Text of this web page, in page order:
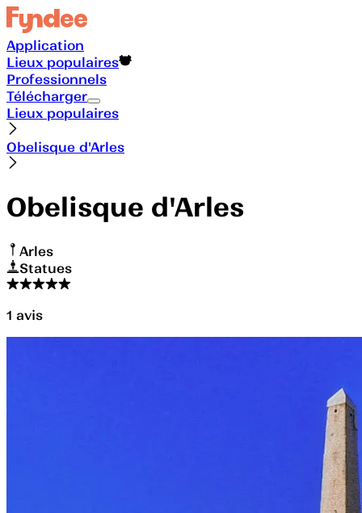
Application
Lieux populaires
Professionnels
Télécharger
Lieux populaires
Obelisque d'Arles
Obelisque d'Arles
Arles
Statues
1 avis